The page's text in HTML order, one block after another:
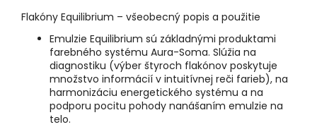
Flakóny Equilibrium – všeobecný popis a použitie
Emulzie Equilibrium sú základnými produktami
farebného systému Aura-Soma. Slúžia na
diagnostiku (výber štyroch flakónov poskytuje
množstvo informácií v intuitívnej reči farieb), na
harmonizáciu energetického systému a na
podporu pocitu pohody nanášaním emulzie na
telo.